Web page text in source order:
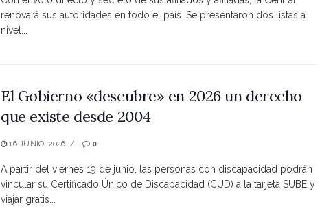
renovará sus autoridades en todo el país. Se presentaron dos listas a
nivel...
El Gobierno «descubre» en 2026 un derecho
que existe desde 2004
16 JUNIO, 2026 0
A partir del viernes 19 de junio, las personas con discapacidad podrán
vincular su Certificado Único de Discapacidad (CUD) a la tarjeta SUBE y
viajar gratis...